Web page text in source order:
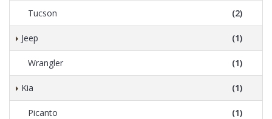
Tucson (2)
Jeep (1)
Wrangler (1)
Kia (1)
Picanto (1)